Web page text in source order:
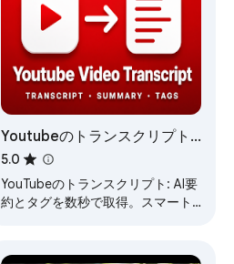
Youtubeのトランスクリプト:
AI要約とタグ
5.0
YouTubeのトランスクリプト: AI要
約とタグを数秒で取得。スマート
ル。